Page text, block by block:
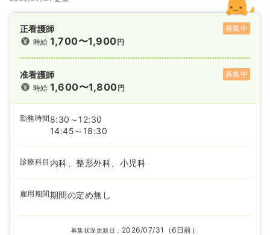
正看護師
募集中
時給1,700〜1,900円
准看護師
募集中
時給1,600〜1,800円
勤務時間 8:30～12:30
14:45～18:30
診療科目 内科、整形外科、小児科
雇用期間期間の定め無し
募集状況更新日： 2026/07/31（6日前）